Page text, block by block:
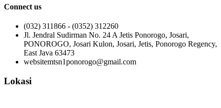
Connect us
(032) 311866 - (0352) 312260
Jl. Jendral Sudirman No. 24 A Jetis Ponorogo, Josari,
PONOROGO, Josari Kulon, Josari, Jetis, Ponorogo Regency,
East Java 63473
websitemtsn1ponorogo@gmail.com
Lokasi